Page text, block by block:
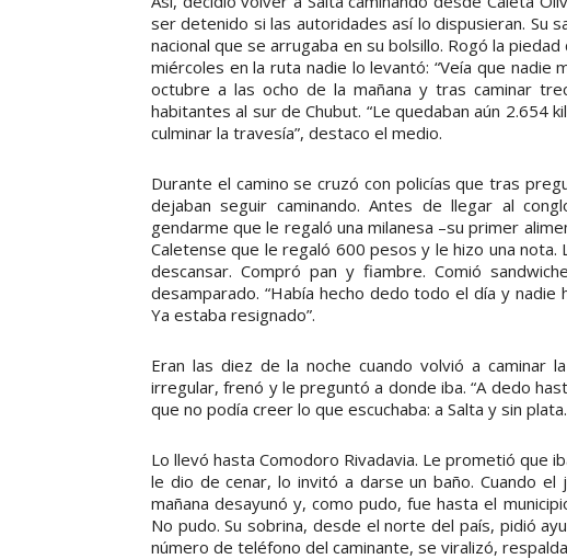
ser detenido si las autoridades así lo dispusieran. Su
nacional que se arrugaba en su bolsillo. Rogó la
miércoles en la ruta nadie lo levantó: “Veía que nadie
octubre a las ocho de la mañana y tras caminar
habitantes al sur de Chubut. “Le quedaban aún
culminar la travesía”, destaco el medio.
Durante el camino se cruzó con policías que tras
dejaban seguir caminando. Antes de llegar al
gendarme que le regaló una milanesa –su primer
Caletense que le regaló 600 pesos y le hizo una nota.
descansar. Compró pan y fiambre. Comió
desamparado. “Había hecho dedo todo el día y
Ya estaba resignado”.
Eran las diez de la noche cuando volvió a caminar
irregular, frenó y le preguntó a donde iba. “A dedo
que no podía creer lo que escuchaba: a Salta y sin plata.
Lo llevó hasta Comodoro Rivadavia. Le prometió que
le dio de cenar, lo invitó a darse un baño. Cuando
mañana desayunó y, como pudo, fue hasta el
No pudo. Su sobrina, desde el norte del país, pidió
número de teléfono del caminante, se viralizó,